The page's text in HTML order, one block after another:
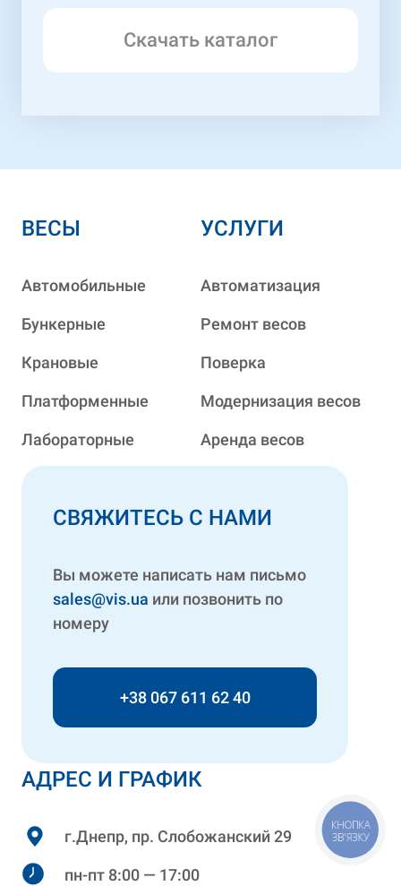
Скачать каталог
АДРЕС И ГРАФИК
г.Днепр, пр. Слобожанский 29
пн-пт 8:00 — 17:00
ВЕСЫ
Автомобильные
Бункерные
Крановые
Платформенные
Лабораторные
УСЛУГИ
Автоматизация
Ремонт весов
Поверка
Модернизация весов
Аренда весов
СВЯЖИТЕСЬ С НАМИ
Вы можете написать нам письмо
sales@vis.ua или позвонить по
номеру
+38 067 611 62 40
КНОПКА
ЗВ'ЯЗКУ